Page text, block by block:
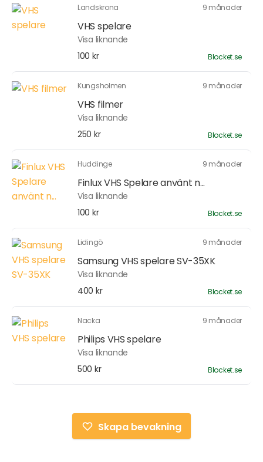
Landskrona 9 månader
VHS spelare
Visa liknande
100 kr
Blocket.se
Kungsholmen 9 månader
VHS filmer
Visa liknande
250 kr
Blocket.se
Huddinge 9 månader
Finlux VHS Spelare använt n...
Visa liknande
100 kr
Blocket.se
Lidingö 9 månader
Samsung VHS spelare SV-35XK
Visa liknande
400 kr
Blocket.se
Nacka 9 månader
Philips VHS spelare
Visa liknande
500 kr
Blocket.se
Skapa bevakning